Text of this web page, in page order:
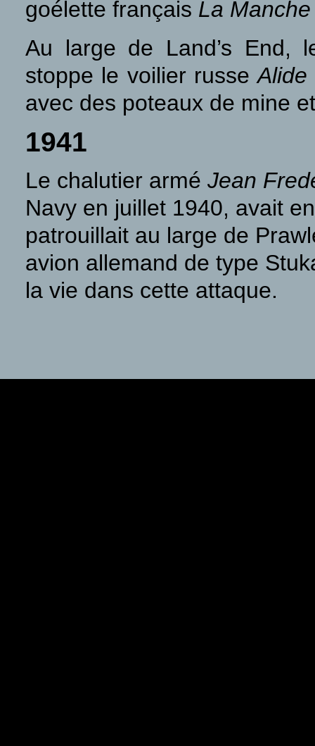
goélette français La Manche
Au large de Land’s End,
stoppe le voilier russeAlide
avec des poteaux de mine
1941
Le chalutier armé Jean
Navy en juillet 1940, avait
patrouillait au large de
avion allemand de type
la vie dans cette attaque.